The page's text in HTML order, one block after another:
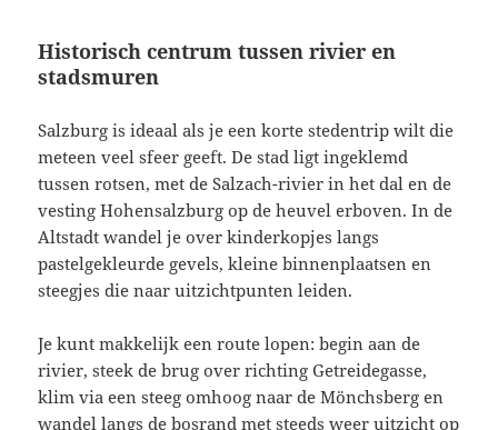
Historisch centrum tussen rivier en
stadsmuren
Salzburg is ideaal als je een korte stedentrip wilt die
meteen veel sfeer geeft. De stad ligt ingeklemd
tussen rotsen, met de Salzach-rivier in het dal en de
vesting Hohensalzburg op de heuvel erboven. In de
Altstadt wandel je over kinderkopjes langs
pastelgekleurde gevels, kleine binnenplaatsen en
steegjes die naar uitzichtpunten leiden.
Je kunt makkelijk een route lopen: begin aan de
rivier, steek de brug over richting Getreidegasse,
klim via een steeg omhoog naar de Mönchsberg en
wandel langs de bosrand met steeds weer uitzicht op